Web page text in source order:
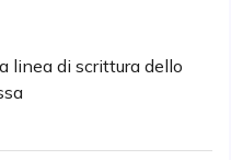
linea di scrittura dello